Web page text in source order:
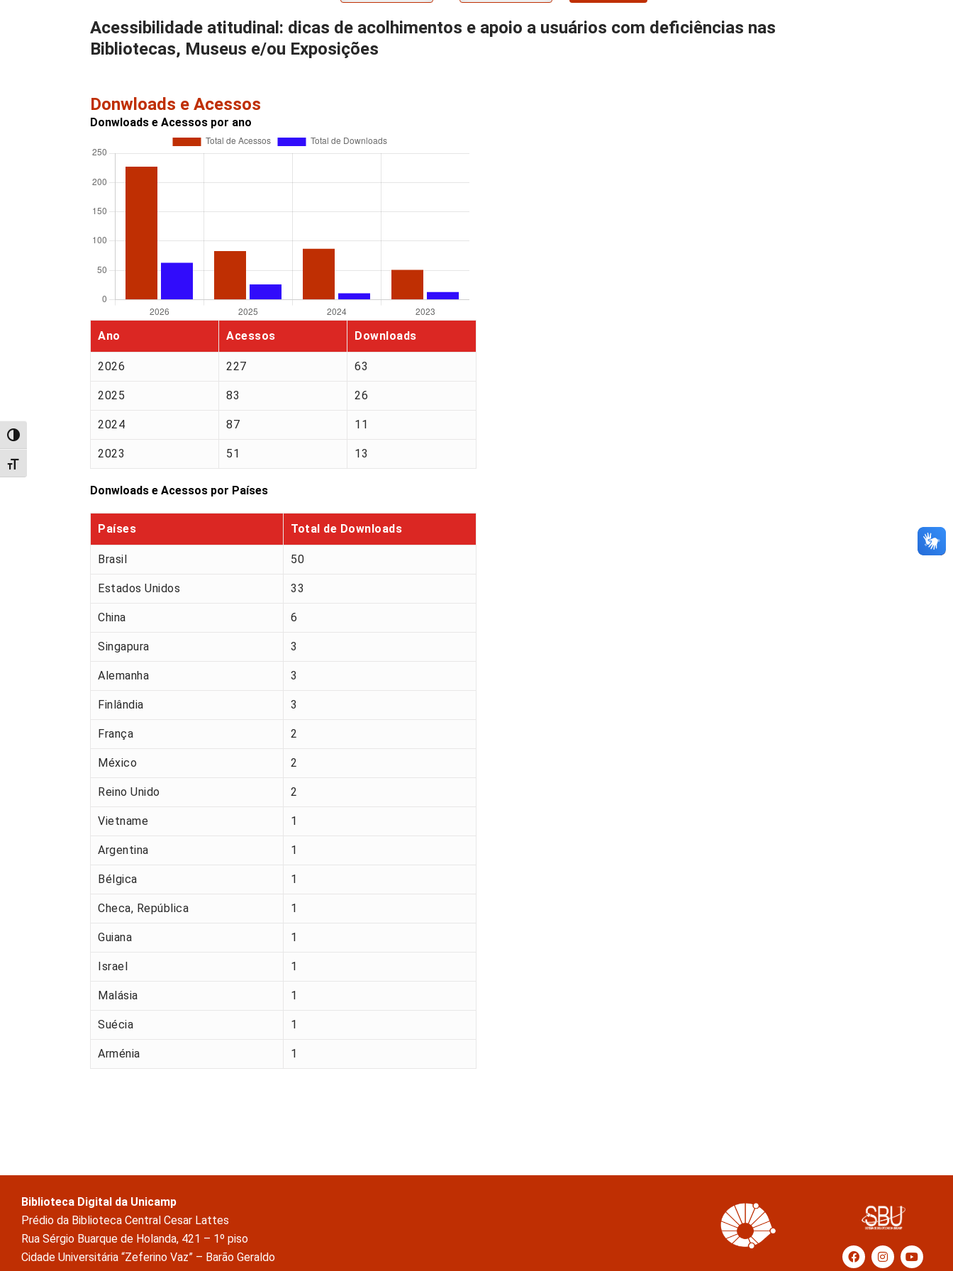
Alternar alto contraste
Alternar tamanho da fonte
Acessibilidade atitudinal: dicas de acolhimentos e apoio a usuários com deficiências nas
Bibliotecas, Museus e/ou Exposições
Donwloads e Acessos
Donwloads e Acessos por ano
Ano Acessos Downloads
2026 227 63
2025 83 26
2024 87 11
2023 51 13
Donwloads e Acessos por Países
Países Total de Downloads
Brasil 50
Estados Unidos 33
China 6
Singapura 3
Alemanha 3
Finlândia 3
França 2
México 2
Reino Unido 2
Vietname 1
Argentina 1
Bélgica 1
Checa, República 1
Guiana 1
Israel 1
Malásia 1
Suécia 1
Arménia 1
Biblioteca Digital da Unicamp
Prédio da Biblioteca Central Cesar Lattes
Rua Sérgio Buarque de Holanda, 421 – 1º piso
Cidade Universitária “Zeferino Vaz” – Barão Geraldo